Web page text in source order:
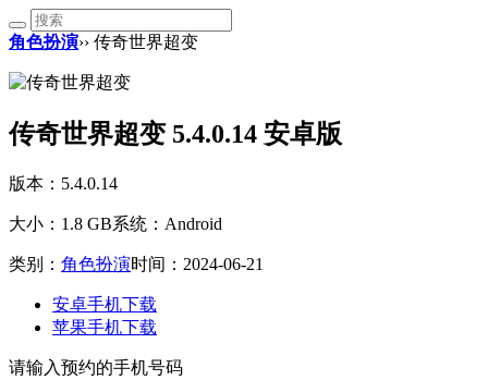
角色扮演›› 传奇世界超变
传奇世界超变 5.4.0.14 安卓版
版本：5.4.0.14
大小：1.8 GB系统：Android
类别： 角色扮演时间：2024-06-21
安卓手机下载
苹果手机下载
请输入预约的手机号码